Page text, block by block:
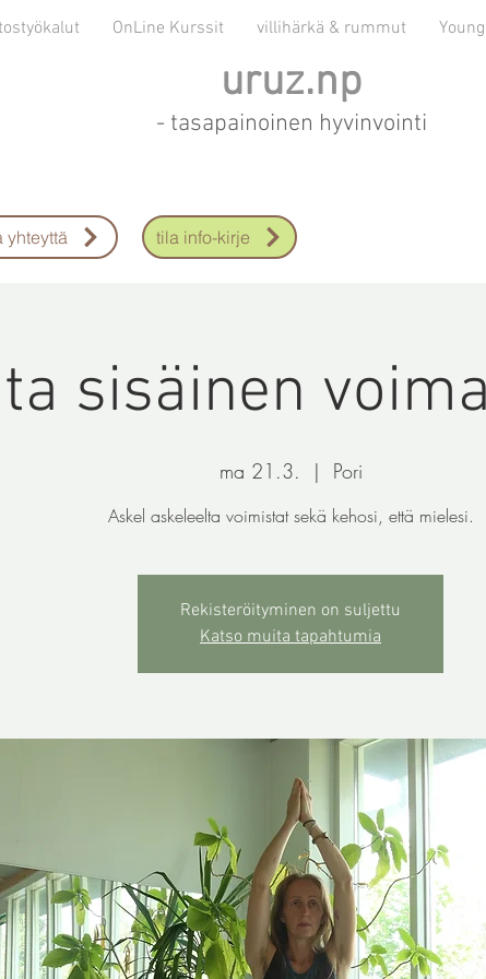
OnLine Kurssit villihärkä & rummut
uruz.np
- tasapainoinen hyvinvointi
yhteyttä tila info-kirje
sisäinen
ma 21.3.
  |
Pori
Askel askeleelta voimistat sekä kehosi, että mielesi.
Rekisteröityminen on suljettu
Katso muita tapahtumia